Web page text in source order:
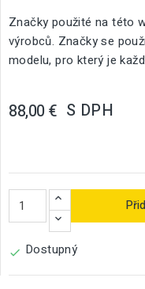
Značky použité na této
výrobců. Značky se
modelu, pro který je
88,00 € S DPH
 Dostupný